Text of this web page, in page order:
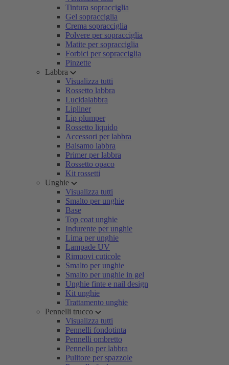
Tintura sopracciglia
Gel sopracciglia
Crema sopracciglia
Polvere per sopracciglia
Matite per sopracciglia
Forbici per sopracciglia
Pinzette
Labbra
Visualizza tutti
Rossetto labbra
Lucidalabbra
Lipliner
Lip plumper
Rossetto liquido
Accessori per labbra
Balsamo labbra
Primer per labbra
Rossetto opaco
Kit rossetti
Unghie
Visualizza tutti
Smalto per unghie
Base
Top coat unghie
Indurente per unghie
Lima per unghie
Lampade UV
Rimuovi cuticole
Smalto per unghie
Smalto per unghie in gel
Unghie finte e nail design
Kit unghie
Trattamento unghie
Pennelli trucco
Visualizza tutti
Pennelli fondotinta
Pennelli ombretto
Pennello per labbra
Pulitore per spazzole